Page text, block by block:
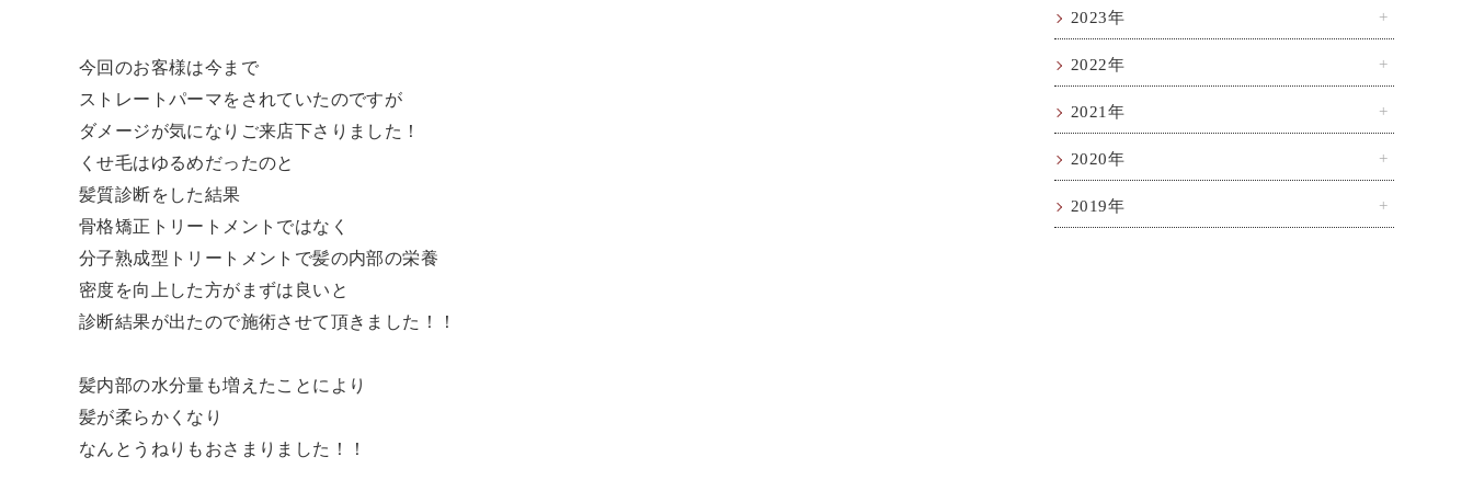
今回のお客様は今まで
ストレートパーマをされていたのですが
ダメージが気になりご来店下さりました！
くせ毛はゆるめだったのと
髪質診断をした結果
骨格矯正トリートメントではなく
分子熟成型トリートメントで髪の内部の栄養
密度を向上した方がまずは良いと
診断結果が出たので施術させて頂きました！！
髪内部の水分量も増えたことにより
髪が柔らかくなり
なんとうねりもおさまりました！！
2023年
2022年
2021年
2020年
2019年